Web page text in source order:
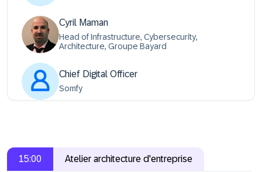
Cyril Maman
Head of Infrastructure, Cybersecurity,
Architecture, Groupe Bayard
Chief Digital Officer
Somfy
15:00 Atelier architecture d'entreprise